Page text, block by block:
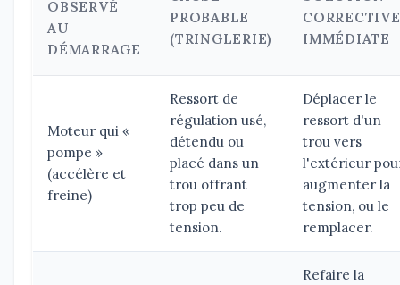
OBSERVÉ
AU
DÉMARRAGE
PROBABLE
(TRINGLERIE)
CORRECTIVE
IMMÉDIATE
Moteur qui «
pompe »
(accélère et
freine)
Ressort de
régulation usé,
détendu ou
placé dans un
trou offrant
trop peu de
tension.
Déplacer le
ressort d'un
trou vers
l'extérieur
augmenter la
tension, ou le
remplacer.
Refaire la